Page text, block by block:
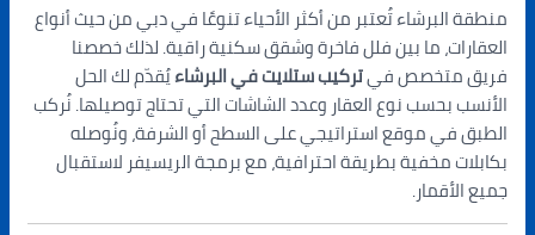
منطقة البرشاء تُعتبر من أكثر الأحياء تنوعًا في دبي من حيث أنواع
العقارات، ما بين فلل فاخرة وشقق سكنية راقية. لذلك خصصنا
فريق متخصص فيتركيب ستلايت في البرشاءيُقدّم لك الحل
الأنسب بحسب نوع العقار وعدد الشاشات التي تحتاج توصيلها. نُركب
الطبق في موقع استراتيجي على السطح أو الشرفة، ونُوصله
بكابلات مخفية بطريقة احترافية، مع برمجة الريسيفر لاستقبال
جميع الأقمار.